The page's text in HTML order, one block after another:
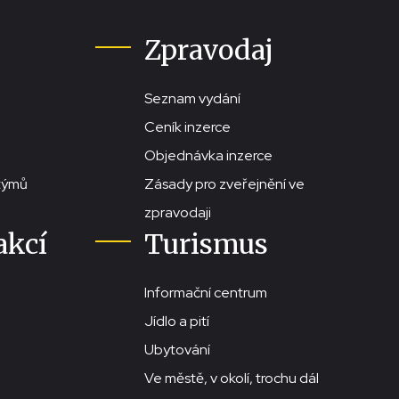
Zpravodaj
Seznam vydání
Ceník inzerce
Objednávka inzerce
Zásady pro zveřejnění ve
zpravodaji
Turismus
Informační centrum
Jídlo a pití
Ubytování
Ve městě, v okolí, trochu dál